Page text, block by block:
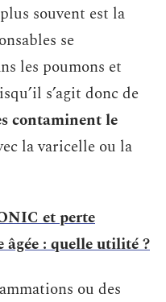
souvent est la
se
les poumons et
s’agit donc de
contaminent le
la varicelle ou la
et perte
: quelle utilité ?
ou des